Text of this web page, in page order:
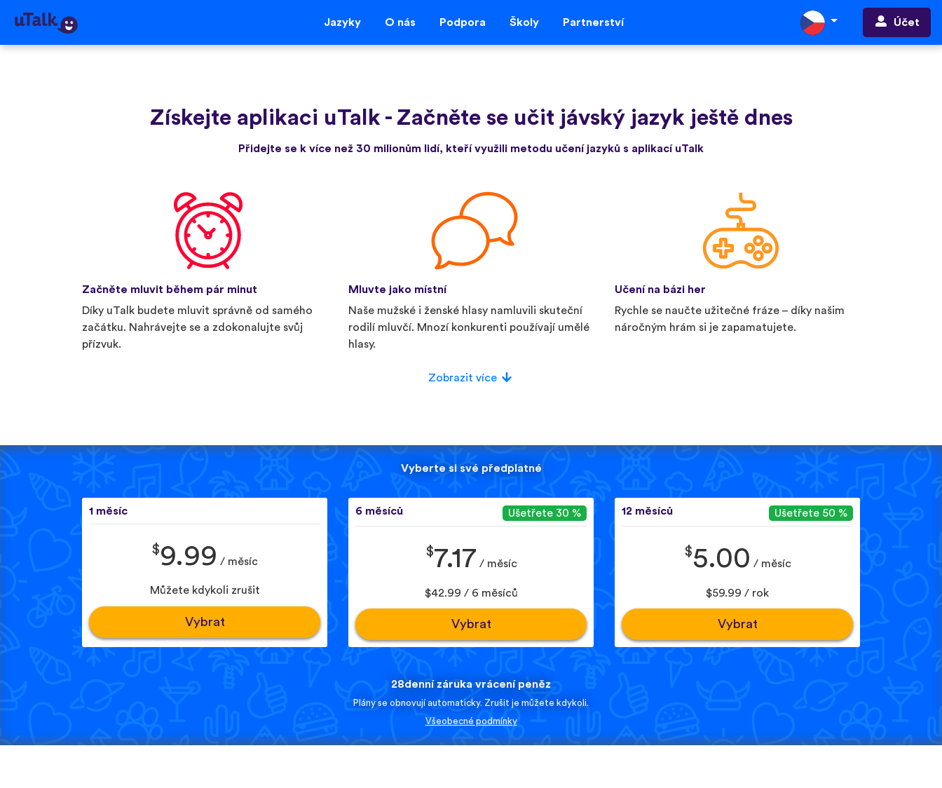
Jazyky O nás Podpora Školy Partnerství Účet
Získejte aplikaci uTalk - Začněte se učit jávský jazyk ještě dnes
Přidejte se k více než 30 milionům lidí, kteří využili metodu učení jazyků s aplikací uTalk
Začněte mluvit během pár minut
Díky uTalk budete mluvit správně od samého
začátku. Nahrávejte se a zdokonalujte svůj
přízvuk.
Mluvte jako místní
Naše mužské i ženské hlasy namluvili skuteční
rodilí mluvčí. Mnozí konkurenti používají umělé
hlasy.
Učení na bázi her
Rychle se naučte užitečné fráze – díky našim
náročným hrám si je zapamatujete.
Zobrazit více
Vyberte si své předplatné
1 měsíc
$9.99 / měsíc
Můžete kdykoli zrušit
Vybrat
6 měsíců Ušetřete 30 %
$7.17 / měsíc
$42.99 / 6 měsíců
Vybrat
12 měsíců Ušetřete 50 %
$5.00 / měsíc
$59.99 / rok
Vybrat
28denní záruka vrácení peněz
Plány se obnovují automaticky. Zrušit je můžete kdykoli.
Všeobecné podmínky